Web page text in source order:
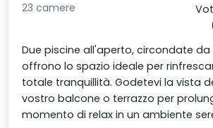
23 camere
Due piscine all'aperto, circondate
offrono lo spazio ideale per
totale tranquillità. Godetevi la vista
vostro balcone o terrazzo per
momento di relax in un ambiente